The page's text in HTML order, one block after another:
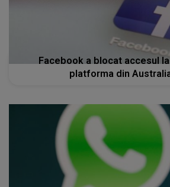
Facebook a blocat accesul
platforma din